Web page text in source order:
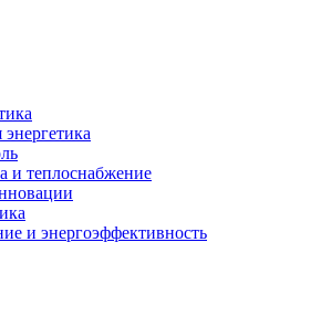
и теплоснабжение
и энергоэффективность